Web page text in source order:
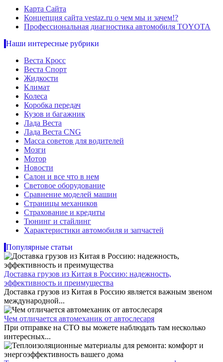
Карта Сайта
Концепция сайта vestaz.ru о чем мы и зачем!?
Профессиональная диагностика автомобиля TOYOTA
Наши интересные рубрики
Веста Кросс
Веста Спорт
Жидкости
Климат
Колеса
Коробка передач
Кузов и багажник
Лада Веста
Лада Веста CNG
Масса советов для водителей
Мозги
Мотор
Новости
Салон и все что в нем
Световое оборудование
Сравнение моделей машин
Страницы механиков
Страхование и кредиты
Тюнинг и стайлинг
Характеристики автомобиля и запчастей
Популярные статьи
Доставка грузов из Китая в Россию: надежность,
эффективность и преимущества
Доставка грузов из Китая в Россию является важным звеном
международной...
Чем отличается автомеханик от автослесаря
При отправке на СТО вы можете наблюдать там несколько
интересных...